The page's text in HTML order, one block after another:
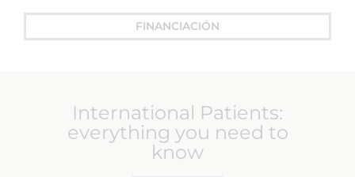
FINANCIACIÓN
International Patients:
everything you need to
know